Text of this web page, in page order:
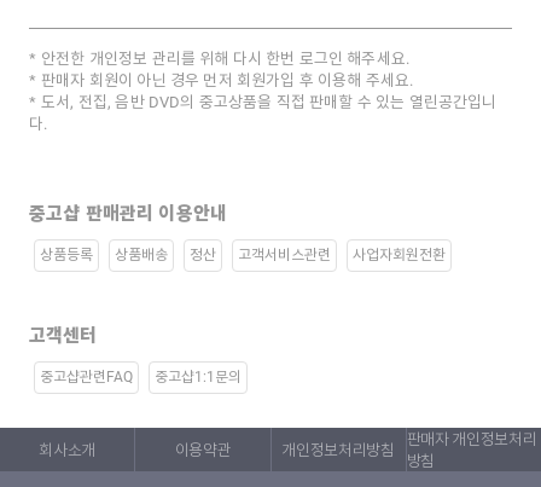
안전한 개인정보 관리를 위해 다시 한번 로그인 해주세요.
판매자 회원이 아닌 경우 먼저 회원가입 후 이용해 주세요.
도서, 전집, 음반 DVD의 중고상품을 직접 판매할 수 있는 열린공간입니
다.
중고샵 판매관리 이용안내
상품등록 상품배송 정산 고객서비스관련 사업자회원전환
고객센터
중고샵관련FAQ 중고샵1:1문의
회사소개 이용약관 개인정보처리방침
판매자 개인정보처리
방침